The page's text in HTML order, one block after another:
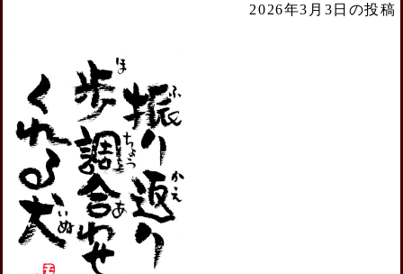
2026年3月3日の投稿